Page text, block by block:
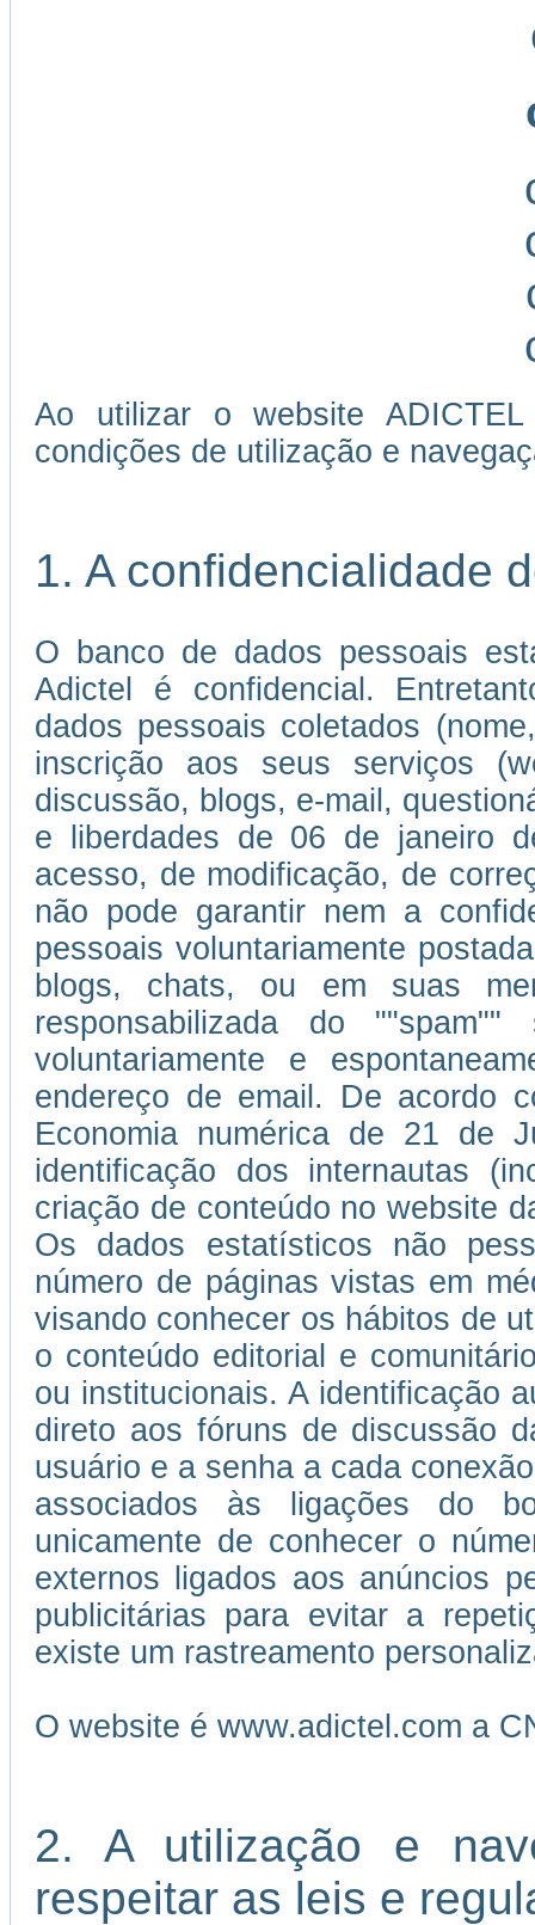
Ao utilizar o website
condições de utilização e
1. A confidencialidade
O banco de dados pessoais
Adictel é confidencial.
dados pessoais coletados
inscrição aos seus serviços
discussão, blogs, e-mail,
e liberdades de 06 de janeiro
acesso, de modificação, de
não pode garantir nem a
pessoais voluntariamente
blogs, chats, ou em suas
responsabilizada do
voluntariamente e
endereço de email. De acordo
Economia numérica de 21 de
identificação dos internautas
criação de conteúdo no website
Os dados estatísticos não
número de páginas vistas em
visando conhecer os hábitos de
o conteúdo editorial e
ou institucionais. A identificação
direto aos fóruns de discussão
usuário e a senha a cada
associados às ligações do
unicamente de conhecer o
externos ligados aos anúncios
publicitárias para evitar a
existe um rastreamento
O website é www.adictel.com a
2. A utilização e
respeitar as leis e